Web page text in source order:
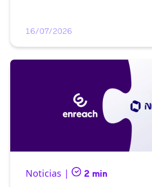
16/07/2026
Noticias | 2 min